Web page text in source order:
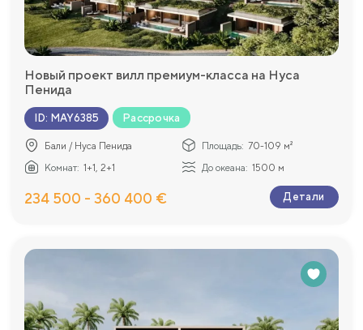
Новый проект вилл премиум-класса на Нуса
Пенидa
ID: MAY6385 Рассрочка
Бали / Нуса Пенида Площадь: 70-109 м²
Комнат: 1+1, 2+1 До океана: 1500 м
234 500 - 360 400 € Детали